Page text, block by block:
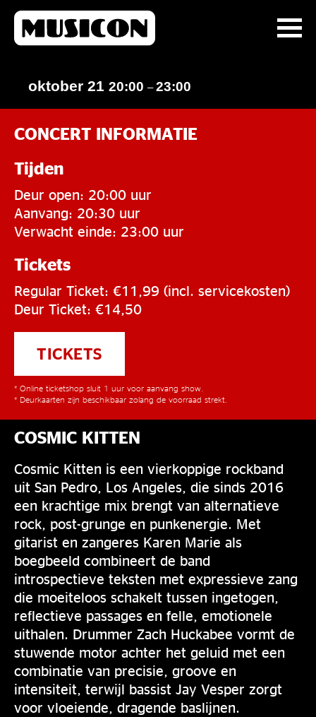
oktober 21 20:00 –23:00
CONCERT INFORMATIE
Tijden
Deur open: 20:00 uur
Aanvang: 20:30 uur
Verwacht einde: 23:00 uur
Tickets
Regular Ticket: €11,99 (incl. servicekosten)
Deur Ticket: €14,50
TICKETS
* Online ticketshop sluit 1 uur voor aanvang show.
* Deurkaarten zijn beschikbaar zolang de voorraad strekt.
COSMIC KITTEN
Cosmic Kitten is een vierkoppige rockband
uit San Pedro, Los Angeles, die sinds 2016
een krachtige mix brengt van alternatieve
rock, post-grunge en punkenergie. Met
gitarist en zangeres Karen Marie als
boegbeeld combineert de band
introspectieve teksten met expressieve zang
die moeiteloos schakelt tussen ingetogen,
reflectieve passages en felle, emotionele
uithalen. Drummer Zach Huckabee vormt de
stuwende motor achter het geluid met een
combinatie van precisie, groove en
intensiteit, terwijl bassist Jay Vesper zorgt
voor vloeiende, dragende baslijnen.